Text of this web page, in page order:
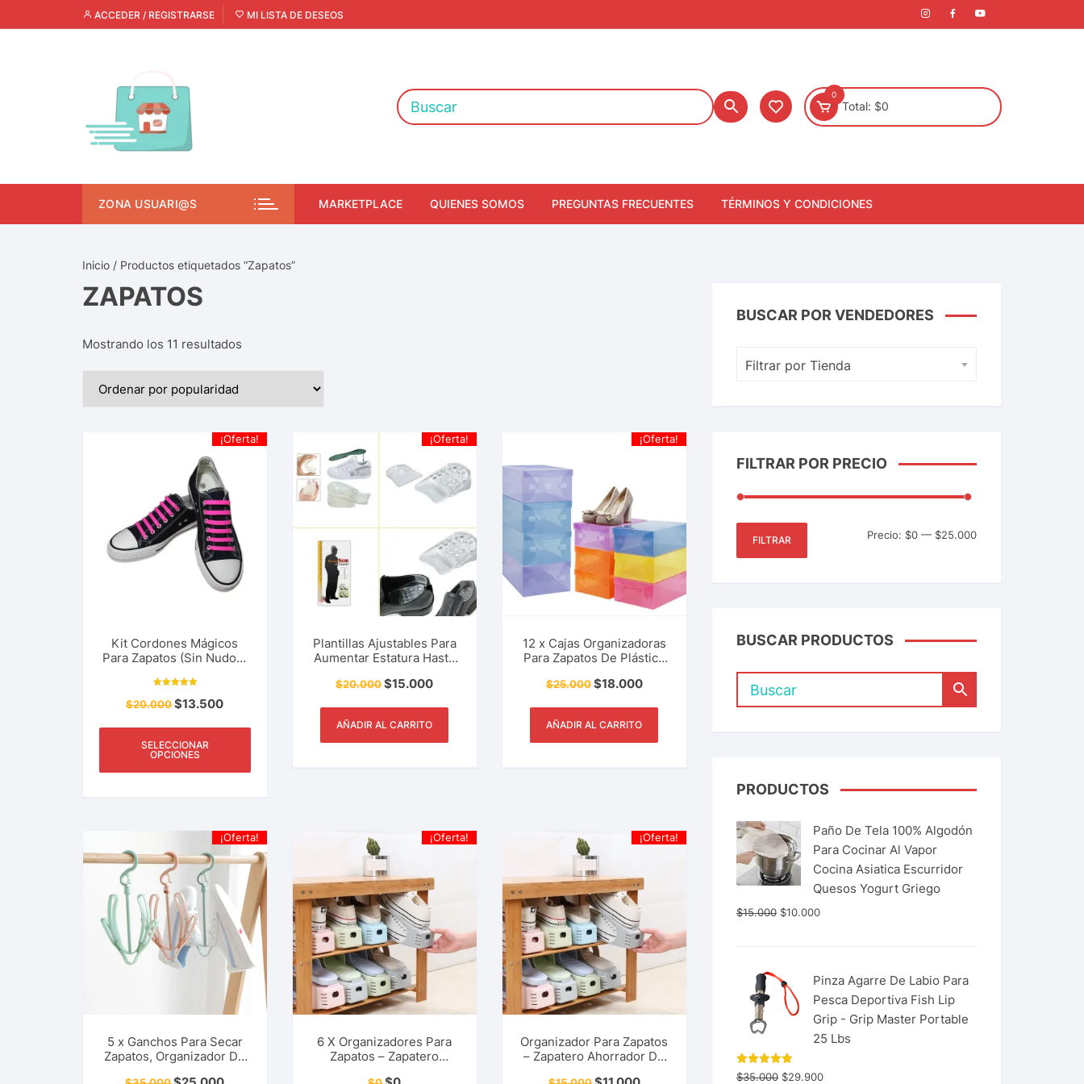
ACCEDER / REGISTRARSE MI LISTA DE DESEOS
0
Total: $0
ZONA USUARI@S MARKETPLACE QUIENES SOMOS PREGUNTAS FRECUENTES TÉRMINOS Y CONDICIONES
Inicio / Productos etiquetados “Zapatos”
ZAPATOS
Mostrando los 11 resultados
¡Oferta!
Kit Cordones Mágicos
Para Zapatos (Sin Nudos)
5.00
de 5
$20.000$13.500
SELECCIONAR
OPCIONES
¡Oferta!
Plantillas Ajustables Para
Aumentar Estatura Hasta
Elevate Al Instante
$20.000$15.000
AÑADIR AL CARRITO
¡Oferta!
12 x Cajas Organizadoras
Para Zapatos De Plástico
Empacar Regalos, Ropa,
$25.000$18.000
AÑADIR AL CARRITO
¡Oferta!
5 x Ganchos Para Secar
Zapatos, Organizador De
¡Oferta!
6 X Organizadores Para
Zapatos – Zapatero
¡Oferta!
Organizador Para Zapatos
– Zapatero Ahorrador De
BUSCAR POR VENDEDORES
Filtrar por Tienda
FILTRAR POR PRECIO
FILTRAR Precio: $0 — $25.000
BUSCAR PRODUCTOS
PRODUCTOS
Paño De Tela 100% Algodón
Para Cocinar Al Vapor
Cocina Asiatica Escurridor
Quesos Yogurt Griego
$15.000 $10.000
Pinza Agarre De Labio Para
Pesca Deportiva Fish Lip
Grip - Grip Master Portable
25 Lbs
Valorado
$35.000 $29.900